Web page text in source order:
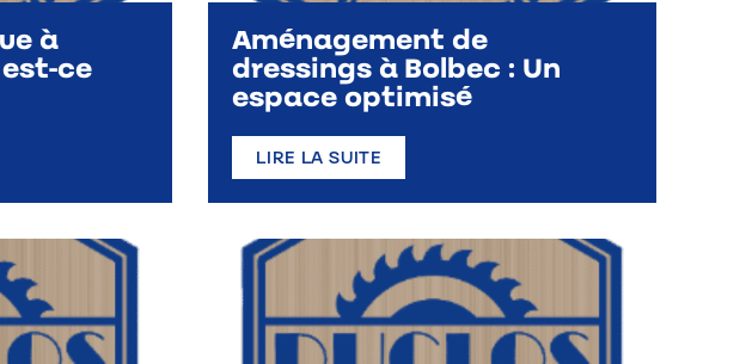
à
ce
Aménagement de
dressings à Bolbec : Un
espace optimisé
LIRE LA SUITE